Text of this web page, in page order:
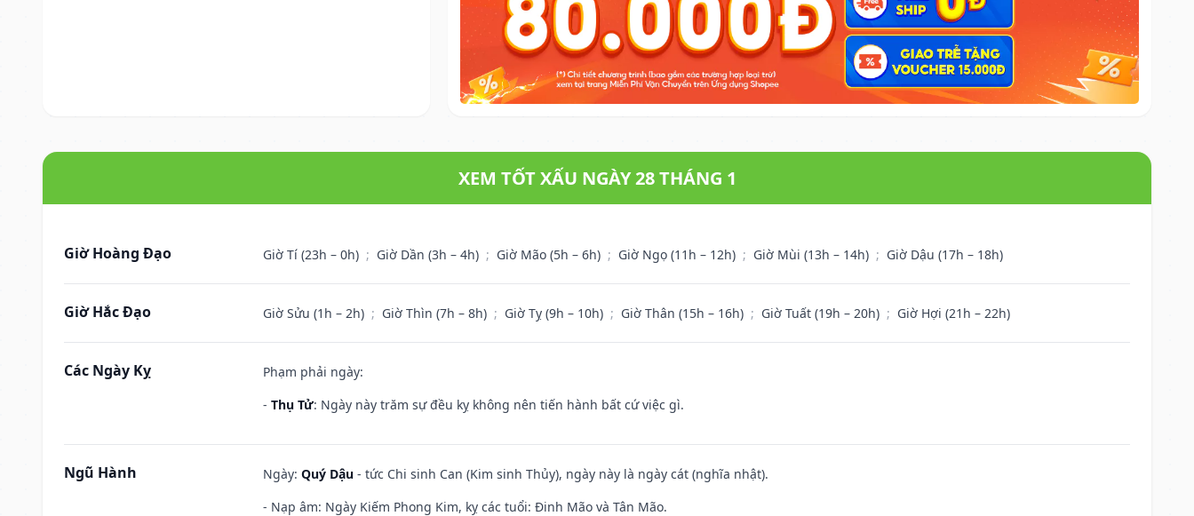
XEM TỐT XẤU NGÀY 28 THÁNG 1
Giờ Hoàng Đạo Giờ Tí (23h – 0h) ; Giờ Dần (3h – 4h) ; Giờ Mão (5h – 6h) ; Giờ Ngọ (11h – 12h) ; Giờ Mùi (13h – 14h) ; Giờ Dậu (17h – 18h)
Giờ Hắc Đạo Giờ Sửu (1h – 2h) ; Giờ Thìn (7h – 8h) ; Giờ Tỵ (9h – 10h) ; Giờ Thân (15h – 16h) ; Giờ Tuất (19h – 20h) ; Giờ Hợi (21h – 22h)
Các Ngày Kỵ
Phạm phải ngày:
- Thụ Tử: Ngày này trăm sự đều kỵ không nên tiến hành bất cứ việc gì.
Ngũ Hành Ngày: Quý Dậu - tức Chi sinh Can (Kim sinh Thủy), ngày này là ngày cát (nghĩa nhật).
- Nạp âm: Ngày Kiếm Phong Kim, kỵ các tuổi: Đinh Mão và Tân Mão.